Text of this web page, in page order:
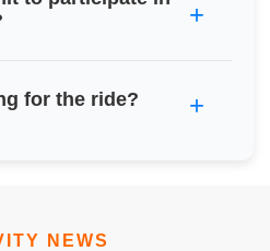
for the ride?
NEWS